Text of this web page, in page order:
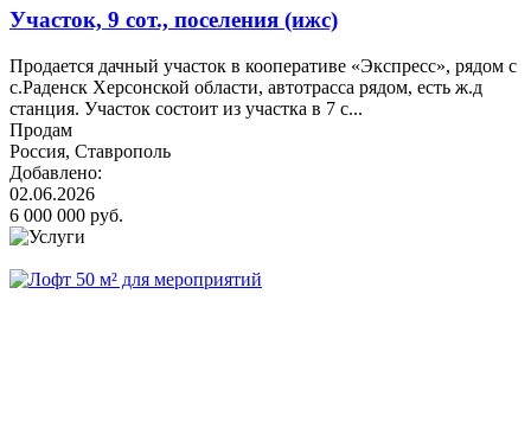
Участок, 9 сот., поселения (ижс)
Продается дачный участок в кооперативе «Экспресс», рядом с
с.Раденск Херсонской области, автотрасса рядом, есть ж.д
станция. Участок состоит из участка в 7 с...
Продам
Россия, Ставрополь
Добавлено:
02.06.2026
6 000 000 руб.